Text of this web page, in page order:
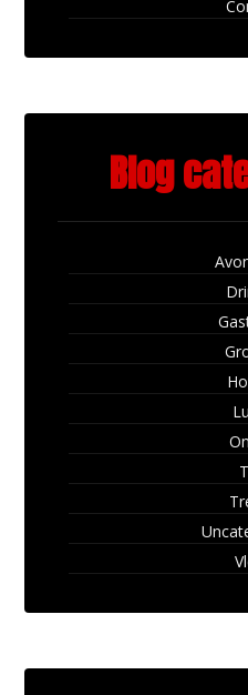
Blog